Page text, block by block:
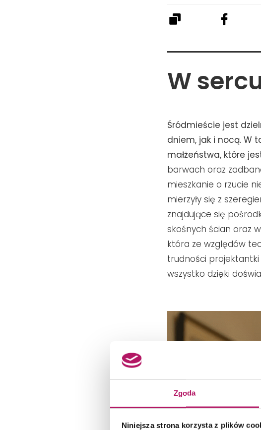
Zgoda
Niniejsza strona korzysta z plików
W
Śródmieście jest
dniem, jak i nocą. W
małżeństwa, które
barwach oraz
mieszkanie o rzucie
mierzyły się z
znajdujące się
skośnych ścian oraz
która ze względów
trudności
wszystko dzięki